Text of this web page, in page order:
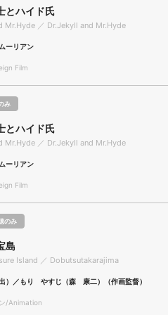
とハイド氏
Mr.Hyde ／ Dr.Jekyll and Mr.Hyde
ーリアン
Film
み
とハイド氏
Mr.Hyde ／ Dr.Jekyll and Mr.Hyde
ーリアン
Film
のみ
島
Island ／ Dobutsutakarajima
）／もり やすじ（森 康二）（作画監督）
/Animation